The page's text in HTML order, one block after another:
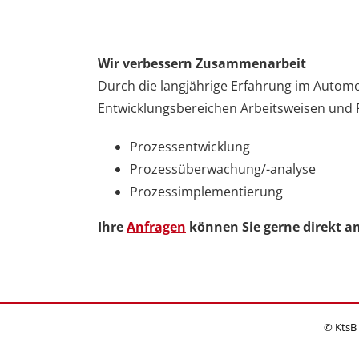
Wir verbessern Zusammenarbeit
Durch die langjährige Erfahrung im
Entwicklungsbereichen Arbeitsweisen
Prozessentwicklung
Prozessüberwachung/-analyse
Prozessimplementierung
IhreAnfragen können Sie gerne direkt
©